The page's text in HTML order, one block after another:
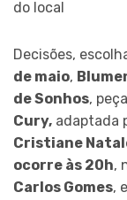
do local
Decisões,
de maio,
de Sonhos,
Cury, adaptada
Cristiane
ocorre às 20h,
Carlos Gomes,